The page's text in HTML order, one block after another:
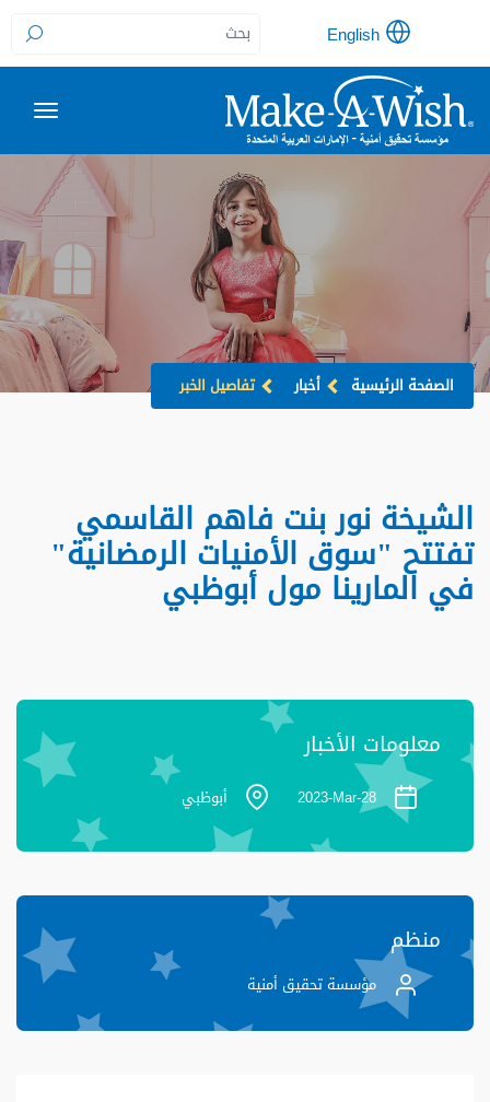
English
الصفحة الرئيسية أخبار تفاصيل الخبر
الشيخة نور بنت فاهم القاسمي
تفتتح "سوق الأمنيات الرمضانية"
في المارينا مول أبوظبي
معلومات الأخبار
28-
Mar-
2023 أبوظبي
منظم
مؤسسة تحقيق أمنية